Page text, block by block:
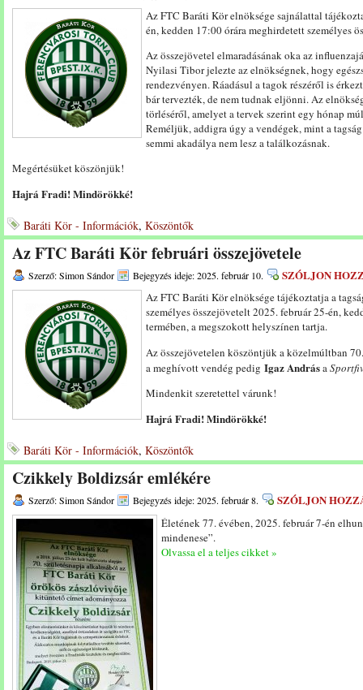
Az FTC Baráti Kör elnöksége sajnálattal
én, kedden 17:00 órára meghirdetett személyes
Az összejövetel elmaradásának oka az
Nyilasi Tibor jelezte az elnökségnek, hogy
rendezvényen. Ráadásul a tagok részéről is
bár tervezték, de nem tudnak eljönni. Az
törléséről, amelyet a tervek szerint egy hónap
Reméljük, addigra úgy a vendégek, mint a
semmi akadálya nem lesz a találkozásnak.
Megértésüket köszönjük!
Hajrá Fradi! Mindörökké!
Baráti Kör - Információk, Köszöntők
Az FTC Baráti Kör februári összejövetele
Szerző: Simon Sándor Bejegyzés ideje: 2025. február 10. SZÓLJON
Az FTC Baráti Kör elnöksége tájékoztatja a
személyes összejövetelt 2025. február 25-én,
termében, a megszokott helyszínen tartja.
Az összejövetelen köszöntjük a közelmúltban
a meghívott vendég pedig Igaz Andrása
Mindenkit szeretettel várunk!
Hajrá Fradi! Mindörökké!
Baráti Kör - Információk, Köszöntők
Czikkely Boldizsár emlékére
Szerző: Simon Sándor Bejegyzés ideje: 2025. február 8. SZÓLJON
Életének 77. évében, 2025. február 7-én
mindenese”.
Olvassa el a teljes cikket »